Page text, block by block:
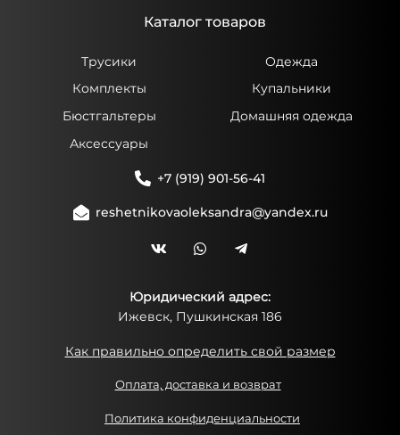
Каталог товаров
Трусики
Одежда
Комплекты
Купальники
Бюстгальтеры
Домашняя одежда
Аксессуары
+7 (919) 901-56-41
reshetnikovaoleksandra@yandex.ru
Юридический адрес:
Ижевск, Пушкинская 186
Как правильно определить свой размер
Оплата, доставка и возврат
Политика конфиденциальности